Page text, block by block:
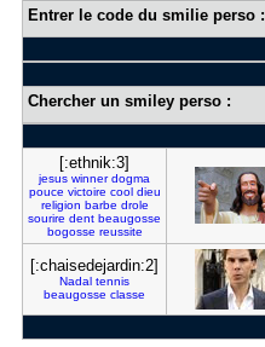
Entrer le code du smilie perso :
Chercher un smiley perso :
[:ethnik:3]
jesus winner dogma
pouce victoire cool dieu
religion barbe drole
sourire dent beaugosse
bogosse reussite
[:chaisedejardin:2]
Nadal tennis
beaugosse classe